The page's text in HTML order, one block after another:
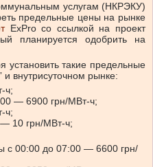
услугам (НКРЭКУ)
предельные цены на рынке
ExPro со ссылкой на проект
планируется одобрить на
установить такие предельные
и внутрисуточном рынке:
ч;
— 6900 грн/МВт-ч;
ч;
10 грн/МВт-ч;
с 00:00 до 07:00 — 6600 грн/